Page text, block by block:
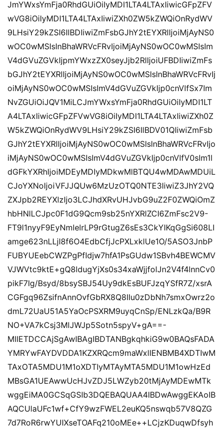
JmYWxsYmFja0RhdGUiOiIyMDI1LTA4LTAxIiwicGFpZFV
wVG8iOiIyMDI1LTA4LTAxIiwiZXh0ZW5kZWQiOnRydWV
9LHsiY29kZSI6IlBDIiwiZmFsbGJhY2tEYXRlIjoiMjAyNS0
wOC0wMSIsInBhaWRVcFRvIjoiMjAyNS0wOC0wMSIsIm
V4dGVuZGVkIjpmYWxzZX0seyJjb2RlIjoiUFBDIiwiZmFs
bGJhY2tEYXRlIjoiMjAyNS0wOC0wMSIsInBhaWRVcFRvIj
oiMjAyNS0wOC0wMSIsImV4dGVuZGVkIjp0cnVlfSx7Im
NvZGUiOiJQV1MiLCJmYWxsYmFja0RhdGUiOiIyMDI1LT
A4LTAxIiwicGFpZFVwVG8iOiIyMDI1LTA4LTAxIiwiZXh0Z
W5kZWQiOnRydWV9LHsiY29kZSI6IlBDV01QIiwiZmFsb
GJhY2tEYXRlIjoiMjAyNS0wOC0wMSIsInBhaWRVcFRvIjo
iMjAyNS0wOC0wMSIsImV4dGVuZGVkIjp0cnVlfV0sIm1l
dGFkYXRhIjoiMDEyMDIyMDkwMlBTQU4wMDAwMDUiL
CJoYXNoIjoiVFJJQUw6MzUzOTQ0NTE3IiwiZ3JhY2VQ
ZXJpb2REYXlzIjo3LCJhdXRvUHJvbG9uZ2F0ZWQiOmZ
hbHNlLCJpc0F1dG9Qcm9sb25nYXRlZCI6ZmFsc2V9-
FT9l1nyyF9EyNmlelrLP9rGtugZ6sEs3CkYIKqGgSi608LI
amge623nLLjI8f6O4EdbCfjJcPXLxklUe1O/5ASO3JnbP
FUBYUEebCWZPgPfIdjw7hfA1PsGUdw1SBvh4BEWCMV
VJWVtc9ktE+gQ8ldugYjXs0s34xaWjjfolJn2V4f4lnnCv0
pikF7Ig/Bsyd/8bsySBJ54Uy9dkEsBUFJzqYSfR7Z/xsrA
CGFgq96ZsifnAnnOvfGbRX8Q8IIu0zDbNh7smxOwrz2o
dmL72UaU51A5YaOcPSXRM9uyqCnSp/ENLzkQa/B9R
NO+VA7kCsj3MlJWJp5Sotn5spyV+gA==-
MIIETDCCAjSgAwIBAgIBDTANBgkqhkiG9w0BAQsFADA
YMRYwFAYDVDDA1KZXRQcm9maWxlIENBMB4XDTIwM
TAxOTA5MDU1M1oXDTIyMTAyMTA5MDU1M1owHzEd
MBsGA1UEAwwUcHJvZDJ5LWZyb20tMjAyMDEwMTk
wggEiMA0GCSqGSIb3DQEBAQUAA4IBDwAwggEKAoIB
AQCUlaUFc1wf+CfY9wzFWEL2euKQ5nswqb57V8QZG
7d7RoR6rwYUIXseTOAFq210oMEe++LCjzKDuqwDfsyh